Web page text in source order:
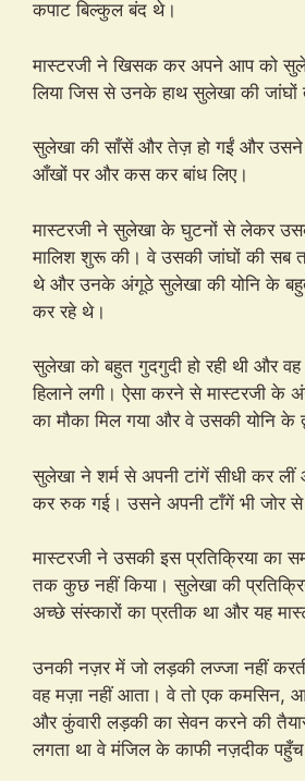
कपाट बिल्कुल बंद थे।
मास्टरजी ने खिसक कर अपने आप को
लिया जिस से उनके हाथ सुलेखा की
सुलेखा की साँसें और तेज़ हो गईं और उसने
आँखों पर और कस कर बांध लिए।
मास्टरजी ने सुलेखा के घुटनों से लेकर
मालिश शुरू की। वे उसकी जांघों की सब
थे और उनके अंगूठे सुलेखा की योनि के
कर रहे थे।
सुलेखा को बहुत गुदगुदी हो रही थी और
हिलाने लगी। ऐसा करने से मास्टरजी के
का मौका मिल गया और वे उसकी योनि के
सुलेखा ने शर्म से अपनी टांगें सीधी कर
कर रुक गई। उसने अपनी टाँगें भी जोर से
मास्टरजी ने उसकी इस प्रतिक्रिया का
तक कुछ नहीं किया। सुलेखा की
अच्छे संस्कारों का प्रतीक था और यह
उनकी नज़र में जो लड़की लज्जा नहीं
वह मज़ा नहीं आता। वे तो एक कमसिन,
और कुंवारी लड़की का सेवन करने की
लगता था वे मंजिल के काफी नज़दीक